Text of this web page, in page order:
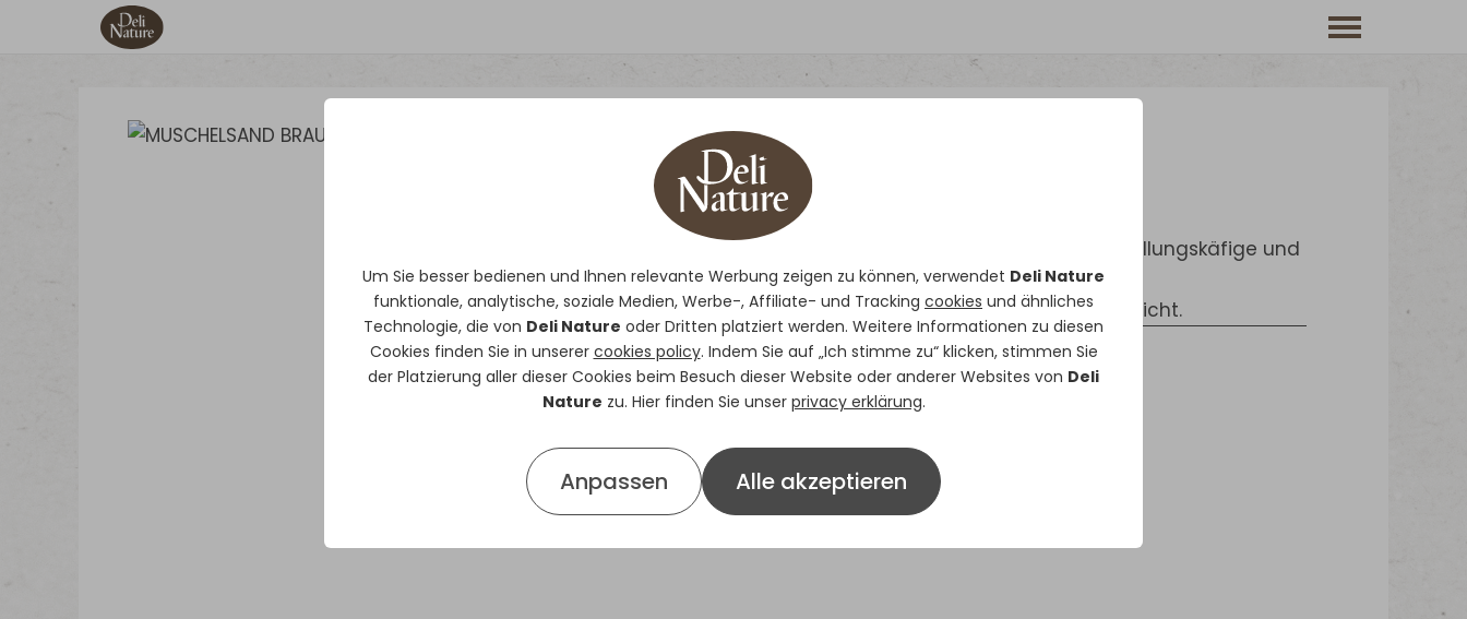
Um Sie besser bedienen und Ihnen relevante Werbung zeigen zu können, verwendet Deli Nature
funktionale, analytische, soziale Medien, Werbe-, Affiliate- und Tracking cookies und ähnliches
Technologie, die von Deli Nature oder Dritten platziert werden. Weitere Informationen zu diesen
Cookies finden Sie in unserer cookies policy. Indem Sie auf „Ich stimme zu“ klicken, stimmen Sie
der Platzierung aller dieser Cookies beim Besuch dieser Website oder anderer Websites von Deli
Nature zu. Hier finden Sie unser privacy erklärung.
Anpassen Alle akzeptieren
Muschelsand Braun
Ist ein idealer Bodendecker für Zucht/Ausstellungskäfige und
Innenvolieren.
Es hat ein angenehmes Aroma und staubt nicht.
ERHÄLTLICH IN
5kg | 20kg